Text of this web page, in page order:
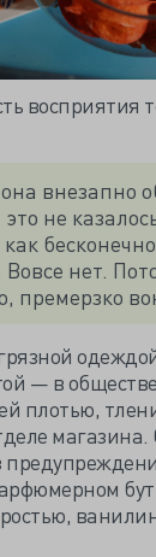
восприятия
внезапно
не
нет.
премерзко
— в
плотью,